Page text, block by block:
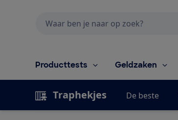
Producttests Geldzaken
Traphekjes De beste